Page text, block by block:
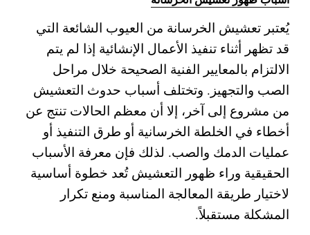
يُعتبر تعشيش الخرسانة من العيوب الشائعة التي
قد تظهر أثناء تنفيذ الأعمال الإنشائية إذا لم يتم
الالتزام بالمعايير الفنية الصحيحة خلال مراحل
الصب والتجهيز. وتختلف أسباب حدوث التعشيش
من مشروع إلى آخر، إلا أن معظم الحالات تنتج عن
أخطاء في الخلطة الخرسانية أو طرق التنفيذ أو
عمليات الدمك والصب. لذلك فإن معرفة الأسباب
الحقيقية وراء ظهور التعشيش تُعد خطوة أساسية
لاختيار طريقة المعالجة المناسبة ومنع تكرار
المشكلة مستقبلاً.